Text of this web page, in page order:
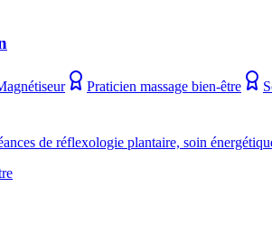
Praticien massage bien-être
de réflexologie plantaire, soin